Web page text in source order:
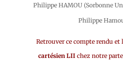
Philippe HAMOU (Sorbonne
Philippe
Retrouver ce compte rendu et
cartésien LIIchez notre